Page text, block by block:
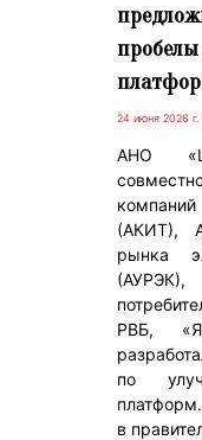
24 июня 2026 г.
АНО
(АКИТ),
рынка
РВБ,
по
в